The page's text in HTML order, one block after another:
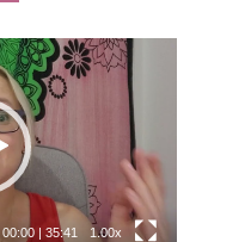
00:00| 35:41 1.00x